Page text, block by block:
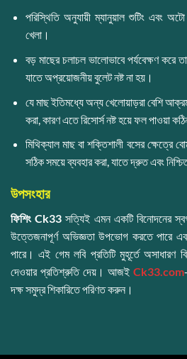
পরিস্থিতি অনুযায়ী ম্যানুয়াল শুটিং এবং
খেলা।
বড় মাছের চলাচল ভালোভাবে পর্যবেক্ষণ করে
যাতে অপ্রয়োজনীয় বুলেট নষ্ট না হয়।
যে মাছ ইতিমধ্যে অন্য খেলোয়াড়রা বেশি
করা, কারণ এতে রিসোর্স নষ্ট হয়ে ফল পাওয়া
মিথিক্যাল মাছ বা শক্তিশালী বসের ক্ষেত্রে
সঠিক সময়ে ব্যবহার করা, যাতে দ্রুত এবং
উপসংহার
ফিশিং Ck33 সত্যিই এমন একটি বিনোদনের
উত্তেজনাপূর্ণ অভিজ্ঞতা উপভোগ করতে পারে
পারে। এই গেম লবি প্রতিটি মুহূর্তে অসাধারণ
দেওয়ার প্রতিশ্রুতি দেয়। আজই Ck33.com
দক্ষ সমুদ্র শিকারিতে পরিণত করুন।